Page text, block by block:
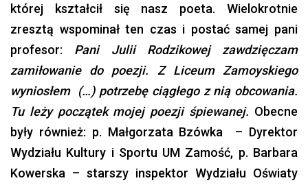
której kształcił się nasz poeta. Wielokrotnie
zresztą wspominał ten czas i postać samej pani
profesor: Pani Julii Rodzikowej zawdzięczam
zamiłowanie do poezji. Z Liceum Zamoyskiego
wyniosłem (…) potrzebę ciągłego z nią obcowania.
Tu leży początek mojej poezji śpiewanej. Obecne
były również: p. Małgorzata Bzówka – Dyrektor
Wydziału Kultury i Sportu UM Zamość, p. Barbara
Kowerska – starszy inspektor Wydziału Oświaty